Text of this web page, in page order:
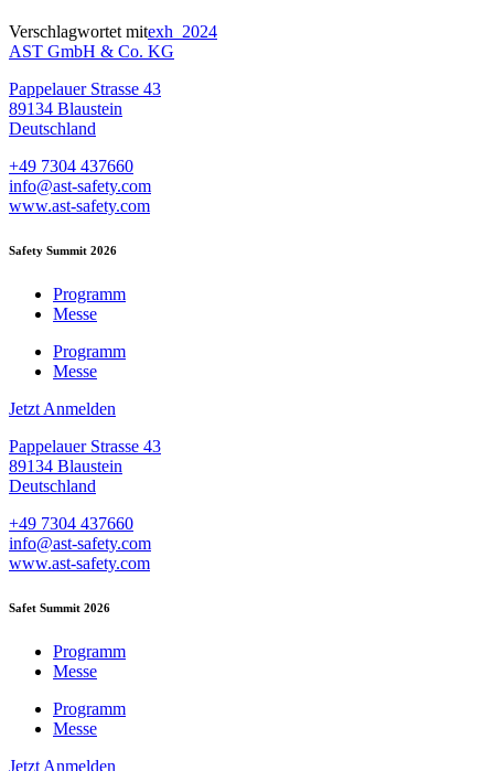
Verschlagwortet mitexh_2024
AST GmbH & Co. KG
Pappelauer Strasse 43
89134 Blaustein
Deutschland
+49 7304 437660
info@ast-safety.com
www.ast-safety.com
Safety Summit 2026
Programm
Messe
Programm
Messe
Jetzt Anmelden
Pappelauer Strasse 43
89134 Blaustein
Deutschland
+49 7304 437660
info@ast-safety.com
www.ast-safety.com
Safet Summit 2026
Programm
Messe
Programm
Messe
Jetzt Anmelden